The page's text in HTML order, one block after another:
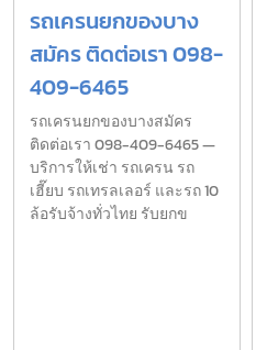
รถเครนยกของบาง
สมัคร ติดต่อเรา 098-
409-6465
รถเครนยกของบางสมัคร
ติดต่อเรา 098-409-6465 —
บริการให้เช่า รถเครน รถ
เฮี๊ยบ รถเทรลเลอร์ และรถ 10
ล้อรับจ้างทั่วไทย รับยกข